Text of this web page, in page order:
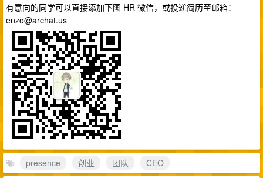
有意向的同学可以直接添加下图 HR 微信，或投递简历至邮箱：
enzo@archat.us
presence 创业 团队
CEO